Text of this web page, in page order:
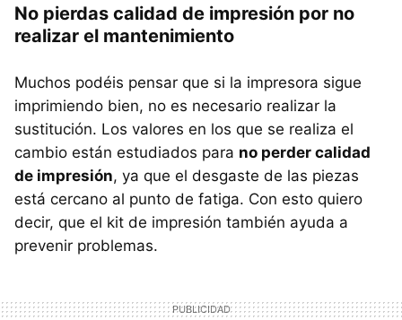
No pierdas calidad de impresión por no
realizar el mantenimiento
Muchos podéis pensar que si la impresora sigue
imprimiendo bien, no es necesario realizar la
sustitución. Los valores en los que se realiza el
cambio están estudiados para no perder calidad
de impresión, ya que el desgaste de las piezas
está cercano al punto de fatiga. Con esto quiero
decir, que el kit de impresión también ayuda a
prevenir problemas.